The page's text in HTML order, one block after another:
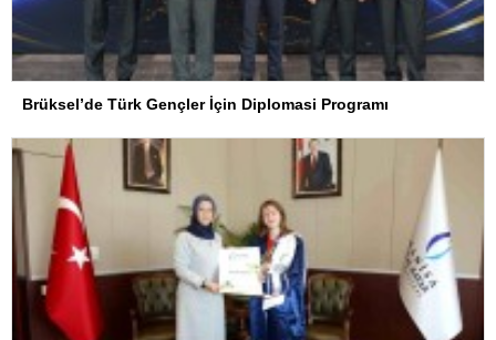
Brüksel’de Türk Gençler İçin Diplomasi Programı